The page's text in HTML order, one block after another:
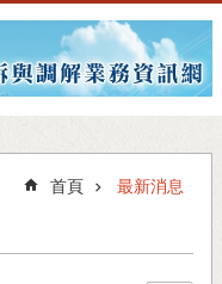
首頁 最新消息